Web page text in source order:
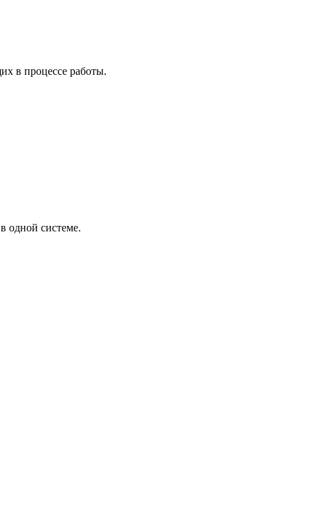
в процессе работы.
одной системе.